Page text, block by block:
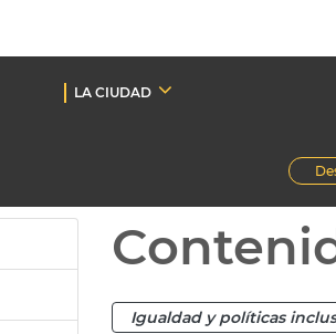
LA CIUDAD
Igualdad y políticas